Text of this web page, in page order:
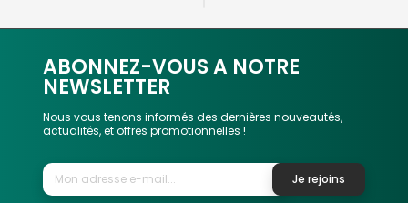
ABONNEZ-VOUS A NOTRE
NEWSLETTER
Nous vous tenons informés des dernières nouveautés,
actualités, et offres promotionnelles !
Je rejoins